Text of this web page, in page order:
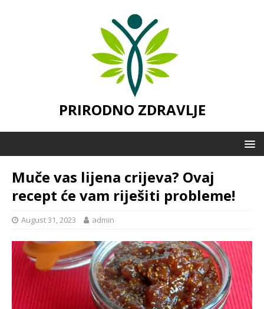
PRIRODNO ZDRAVLJE
Muče vas lijena crijeva? Ovaj
recept će vam riješiti probleme!
August 31, 2023 admin